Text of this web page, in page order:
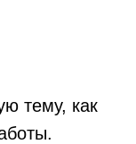
тему, как